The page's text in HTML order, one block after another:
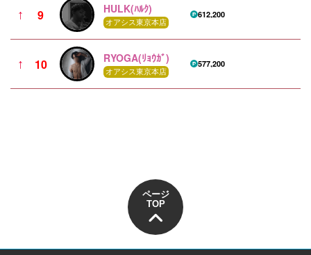
↑ 9 HULK(ﾊﾙｸ)
オアシス東京本店
612,200
↑ 10 RYOGA(ﾘｮｳｶﾞ)
オアシス東京本店
577,200
ページ
TOP